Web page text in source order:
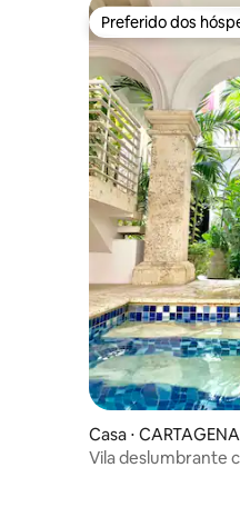
Preferido dos
Preferido dos
Casa ⋅ CARTAGENA
Vila deslumbrante com